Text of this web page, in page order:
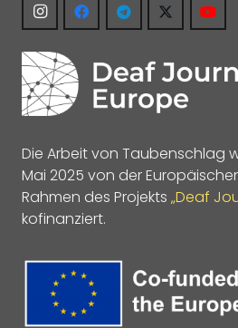
Die Arbeit von Taubenschlag
Mai 2025 von der
Rahmen des Projekts „Deaf
kofinanziert.